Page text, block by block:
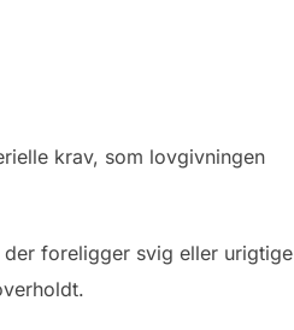
krav, som lovgivningen
foreligger svig eller urigtige